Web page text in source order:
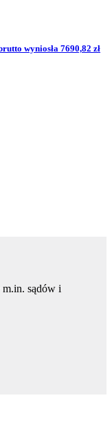
wyniosła 7690,82 zł
m.in. sądów i